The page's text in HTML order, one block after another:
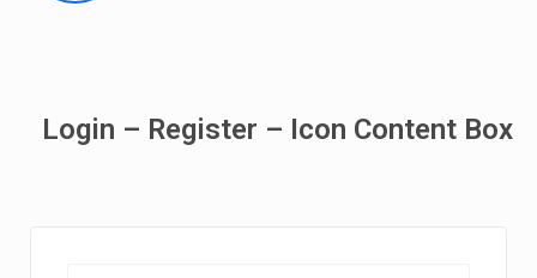
Login – Register – Icon Content Box